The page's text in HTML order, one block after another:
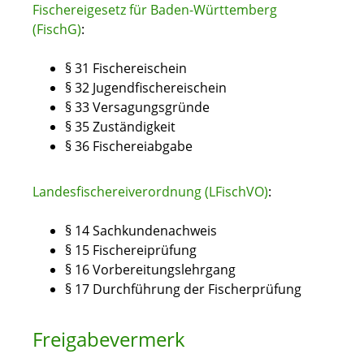
Fischereigesetz für Baden-Württemberg
(FischG):
§ 31 Fischereischein
§ 32 Jugendfischereischein
§ 33 Versagungsgründe
§ 35 Zuständigkeit
§ 36 Fischereiabgabe
Landesfischereiverordnung (LFischVO):
§ 14Sachkundenachweis
§ 15 Fischereiprüfung
§ 16 Vorbereitungslehrgang
§ 17 Durchführung der Fischerprüfung
Freigabevermerk